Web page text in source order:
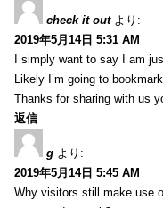
check it out より:
2019年5月14日 5:31 AM
I simply want to say I am
Likely I’m going to
Thanks for sharing with us
返信
g より:
2019年5月14日 5:45 AM
Why visitors still make use